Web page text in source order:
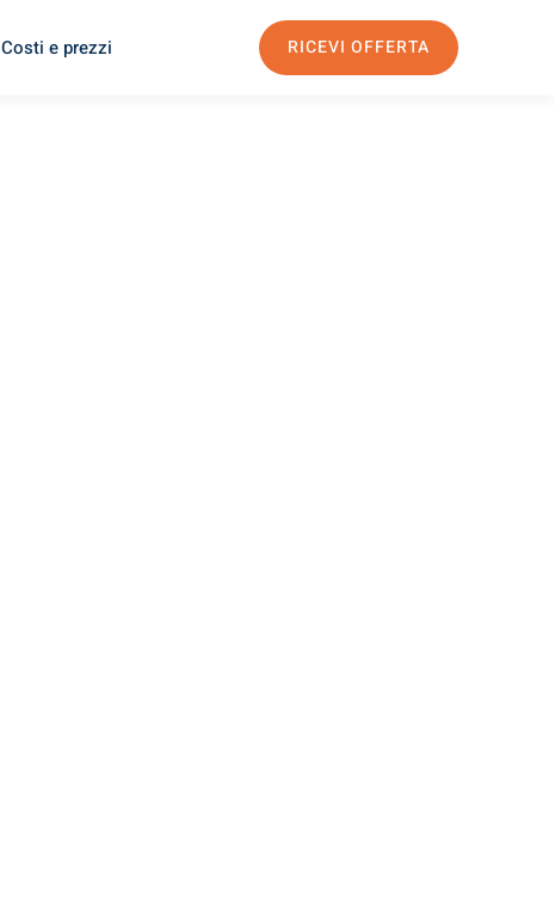
Costi e prezzi RICEVI OFFERTA